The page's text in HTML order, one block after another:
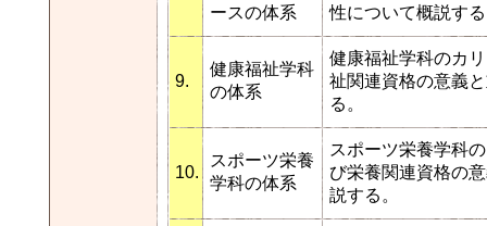
ースの体系
性について概説す
9.
健康福祉学科
の体系
健康福祉学科のカ
祉関連資格の意義
る。
10.
スポーツ栄養
学科の体系
スポーツ栄養学科
び栄養関連資格の
説する。